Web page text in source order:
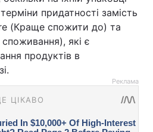
придатності замість
(Краще спожити до) та
які є
продуктів в
Реклама